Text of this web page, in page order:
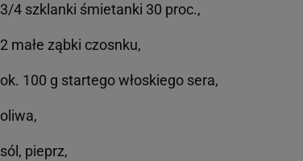
3/4 szklanki śmietanki 30 proc.,
2 małe ząbki czosnku,
ok. 100 g startego włoskiego sera,
oliwa,
sól, pieprz,